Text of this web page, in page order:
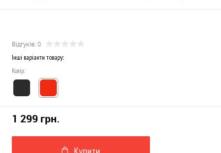
Відгуків: 0
Інші варіанти товару:
Колір:
1 299 грн.